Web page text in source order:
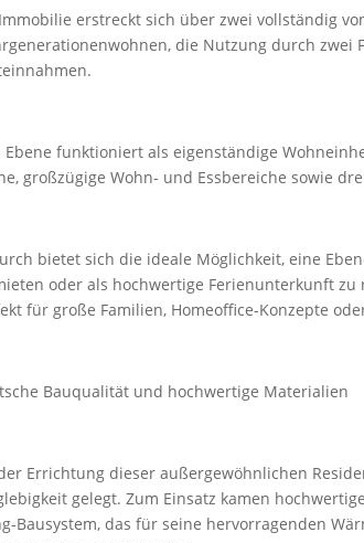
erstreckt sich über zwei vollständig
die Nutzung durch zwei
Ebene funktioniert als eigenständige
großzügige Wohn- und Essbereiche sowie
bietet sich die ideale Möglichkeit, eine
oder als hochwertige Ferienunterkunft
für große Familien, Homeoffice-Konzepte
Bauqualität und hochwertige Materialien
Errichtung dieser außergewöhnlichen
gelegt. Zum Einsatz kamen
Bausystem, das für seine hervorragenden